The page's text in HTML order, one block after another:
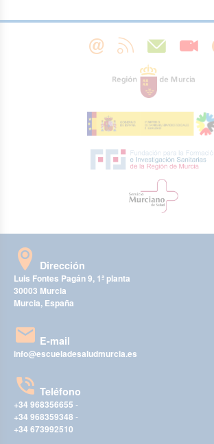
Dirección
Luis Fontes Pagán 9, 1ª planta
30003 Murcia
Murcia, España
E-mail
info@escueladesaludmurcia.es
Teléfono
+34 968356655 -
+34 968359348 -
+34 673992510